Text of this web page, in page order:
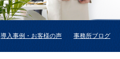
導入事例・お客様の声 事務所ブログ